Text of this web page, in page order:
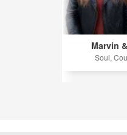
Marvin & Pip
Soul, Country